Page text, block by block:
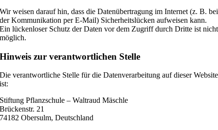
Wir weisen darauf hin, dass die Datenübertragung im Internet (z. B. bei
der Kommunikation per E-Mail) Sicherheitslücken aufweisen kann.
Ein lückenloser Schutz der Daten vor dem Zugriff durch Dritte ist nicht
möglich.
Hinweis zur verantwortlichen Stelle
Die verantwortliche Stelle für die Datenverarbeitung auf dieser Website
ist:
Stiftung Pflanzschule – Waltraud Mäschle
Brückenstr. 21
74182 Obersulm, Deutschland